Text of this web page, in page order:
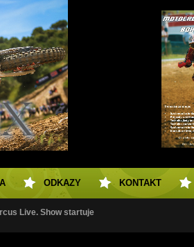
Live. Show startuje
ODKAZY KONTAKT